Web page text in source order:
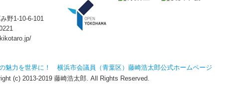
野1-10-6-101
魅力を世界に！ 横浜市会議員（青葉区）藤崎浩太郎公式ホームページ
(c) 2013-2019 藤崎浩太郎. All Rights Reserved.